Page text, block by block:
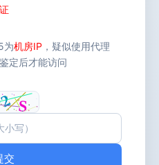
证
为机房IP ，疑似使用代理
定后才能访问
交